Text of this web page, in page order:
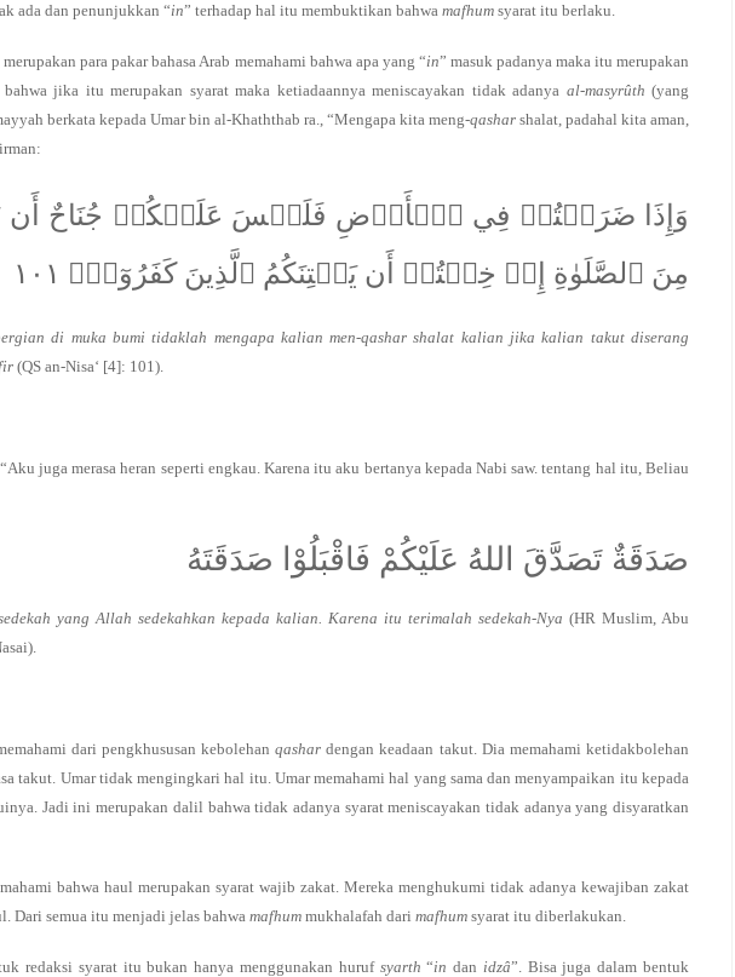
ada dan penunjukkan “in” terhadap hal itu membuktikan bahwa mafhum syarat itu berlaku.
para pakar bahasa Arab memahami bahwa apa yang “in” masuk padanya maka itu merupakan
jika itu merupakan syarat maka ketiadaannya meniscayakan tidak adanya al-masyrûth (yang
berkata kepada Umar bin al-Khaththab ra., “Mengapa kita meng-qashar shalat, padahal kita aman,
وَإِذَا ضَرَبۡتُمۡ فِي ٱلۡأَرۡضِ فَلَيۡسَ عَلَيۡكُمۡ جُنَاحٌ أَن
مِنَ ٱلصَّلَوٰةِ إِنۡ خِفۡتُمۡ أَن يَفۡتِنَكُمُ ٱلَّذِينَ كَفَرُوٓاْۚ ١٠١
di muka bumi tidaklah mengapa kalian men-qashar shalat kalian jika kalian takut diserang
(QS an-Nisa‘ [4]: 101).
juga merasa heran seperti engkau. Karena itu aku bertanya kepada Nabi saw. tentang hal itu, Beliau
صَدَقَةٌ تَصَدَّقَ اللهُ عَلَيْكُمْ فَاقْبَلُوْا صَدَقَتَهُ
yang Allah sedekahkan kepada kalian. Karena itu terimalah sedekah-Nya(HR Muslim, Abu
dari pengkhususan kebolehanqashar dengan keadaan takut. Dia memahami ketidakbolehan
takut. Umar tidak mengingkari hal itu. Umar memahami hal yang sama dan menyampaikan itu kepada
Jadi ini merupakan dalil bahwa tidak adanya syarat meniscayakan tidak adanya yang disyaratkan
bahwa haul merupakan syarat wajib zakat. Mereka menghukumi tidak adanya kewajiban zakat
Dari semua itu menjadi jelas bahwa mafhum mukhalafah dari mafhum syarat itu diberlakukan.
redaksi syarat itu bukan hanya menggunakan huruf syarth “in dan idzâ”. Bisa juga dalam bentuk